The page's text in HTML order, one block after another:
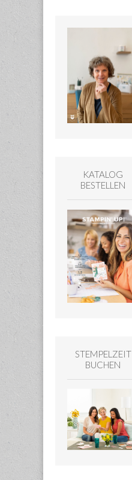
KATALOG
BESTELLEN
STEMPELZEIT
BUCHEN